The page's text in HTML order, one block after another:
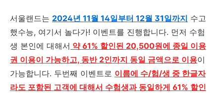
서울랜드는 2024년 11월 14일부터 12월 31일까지 수고
했수능, 여기서 놀다가! 이벤트를 진행합니다. 먼저 수험
생 본인에 대해서 약 61% 할인된 20,500원에 종일 이용
권 이용이 가능하고, 동반 2인까지 동일 금액으로 이용이
가능합니다. 두번째 이벤트로 이름에 수/험/생 중 한글자
라도 포함된 고객에 대해서 수험생과 동일하게 61% 할인